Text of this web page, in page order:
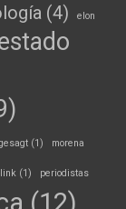
(4) elon
(1) morena
(1) periodistas
(12)